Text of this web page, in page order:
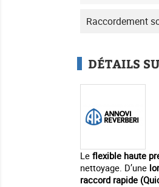
Raccordement
DÉTAILS
Le flexible haute
nettoyage. D’une
raccord rapide